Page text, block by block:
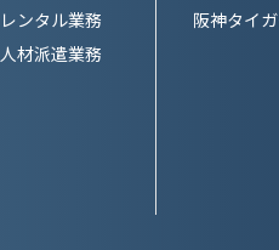
レンタル業務
人材派遣業務
阪神タイ